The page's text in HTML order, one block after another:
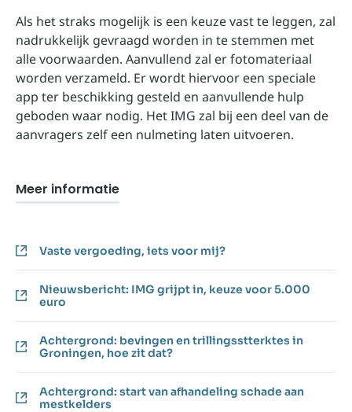
Als het straks mogelijk is een keuze vast te leggen, zal
nadrukkelijk gevraagd worden in te stemmen met
alle voorwaarden. Aanvullend zal er fotomateriaal
worden verzameld. Er wordt hiervoor een speciale
app ter beschikking gesteld en aanvullende hulp
geboden waar nodig. Het IMG zal bij een deel van de
aanvragers zelf een nulmeting laten uitvoeren.
Meer informatie
Vaste vergoeding, iets voor mij?
Nieuwsbericht: IMG grijpt in, keuze voor 5.000
euro
Achtergrond: bevingen en trillingsstterktes in
Groningen, hoe zit dat?
Achtergrond: start van afhandeling schade aan
mestkelders